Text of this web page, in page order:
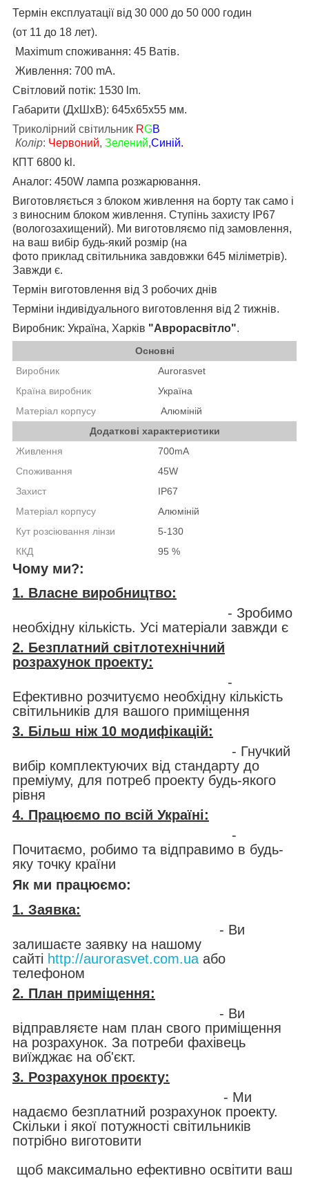
Термін експлуатації від 30 000 до 50 000 годин
(от 11 до 18 лет).
Maximum споживання: 45 Ватів.
Живлення: 700 mA.
Світловий потік: 1530 lm.
Габарити (ДхШхВ): 645х65х55 мм.
Триколірний світильник RGB
Колір: Червоний, Зелений,Синій.
КПТ 6800 kl.
Аналог: 450W лампа розжарювання.
Виготовляється з блоком живлення на борту так само і
з виносним блоком живлення. Ступінь захисту IP67
(вологозахищений). Ми виготовляємо під замовлення,
на ваш вибір будь-який розмір (на
фото приклад світильника завдовжки 645 міліметрів).
Завжди є.
Термін виготовлення від 3 робочих днів
Терміни індивідуального виготовлення від 2 тижнів.
Виробник: Україна, Харків "Аврорасвітло".
Основні
Виробник
Aurorasvet
Країна виробник
Україна
Матеріал корпусу
Алюміній
Додаткові характеристики
Живлення
700mA
Споживання
45W
Захист
IP67
Матеріал корпусу
Алюміній
Кут розсіювання лінзи
5-130
ККД
95 %
Чому ми?:
1. Власне виробництво:
- Зробимо
необхідну кількість. Усі матеріали завжди є
2. Безплатний світлотехнічний
розрахунок проекту:
-
Ефективно розчитуємо необхідну кількість
світильників для вашого приміщення
3. Більш ніж 10 модифікацій:
- Гнучкий
вибір комплектуючих від стандарту до
преміуму, для потреб проекту будь-якого
рівня
4. Працюємо по всій Україні:
-
Почитаємо, робимо та відправимо в будь-
яку точку країни
Як ми працюємо:
1. Заявка:
- Ви
залишаєте заявку на нашому
сайті http://aurorasvet.com.ua або
телефоном
2. План приміщення:
- Ви
відправляєте нам план свого приміщення
на розрахунок. За потреби фахівець
виїжджає на об'єкт.
3. Розрахунок проєкту:
- Ми
надаємо безплатний розрахунок проекту.
Скільки і якої потужності світильників
потрібно виготовити
щоб максимально ефективно освітити ваш